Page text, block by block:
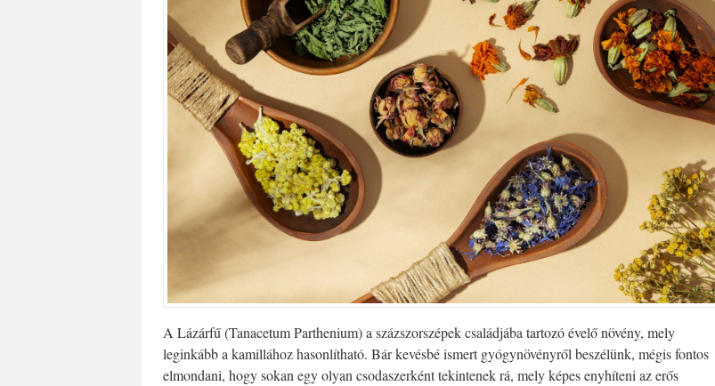
A Lázárfű (Tanacetum Parthenium) a százszorszépek családjába tartozó évelő növény, mely
leginkább a kamillához hasonlítható. Bár kevésbé ismert gyógynövényről beszélünk, mégis fontos
elmondani, hogy sokan egy olyan csodaszerként tekintenek rá, mely képes enyhíteni az erős